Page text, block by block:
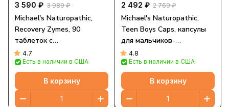
3 590 ₽ 3 989 ₽
Michael's Naturopathic,
Recovery Zymes, 90
таблеток с
кишечнорастворимой
оболочкой и стабильным
уровнем pH
4.7
Есть в наличии в США
В корзину
2 492 ₽ 2 769 ₽
Michael's Naturopathic,
Teen Boys Caps, капсулы
для мальчиков-
подростков,
мультивитамины для
ежедневного приема, 60
вегетарианских капсул
4.8
Есть в наличии в США
В корзину